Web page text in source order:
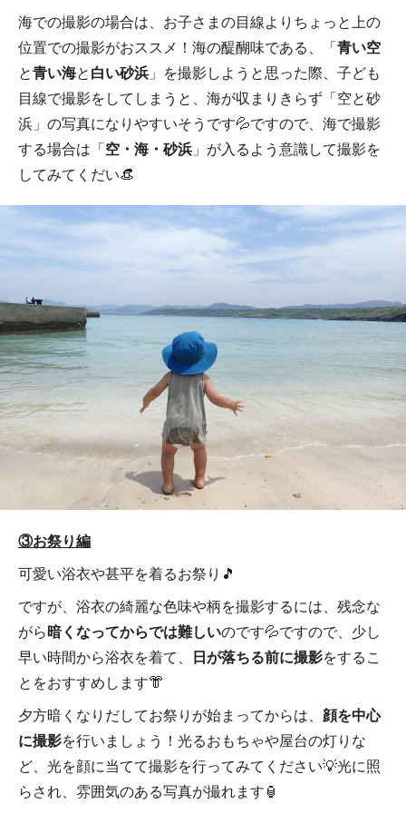
海での撮影の場合は、お子さまの目線よりちょっと上の
位置での撮影がおススメ！海の醍醐味である、「青い空
と青い海と白い砂浜 」を撮影しようと思った際、子ども
目線で撮影をしてしまうと、海が収まりきらず「空と砂
浜」の写真になりやすいそうです💦ですので、海で撮影
する場合は「空・海・砂浜 」が入るよう意識して撮影を
してみてくだい👒
③お祭り編
可愛い浴衣や甚平を着るお祭り🎵
ですが、浴衣の綺麗な色味や柄を撮影するには、残念な
がら暗くなってからでは難しいのです💦ですので、少し
早い時間から浴衣を着て、 日が落ちる前に撮影をするこ
とをおすすめします👘
夕方暗くなりだしてお祭りが始まってからは、 顔を中心
に撮影を行いましょう！光るおもちゃや屋台の灯りな
ど、光を顔に当てて撮影を行ってみてください💡光に照
らされ、雰囲気のある写真が撮れます🏮